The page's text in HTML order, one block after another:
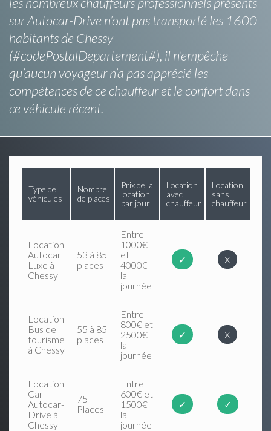
sur Autocar-Drive n’ont pas transporté les 1600
habitants de Chessy
(#codePostalDepartement#), il n’empêche
qu’aucun voyageur n’a pas apprécié les
compétences de ce chauffeur et le confort dans
ce véhicule récent.
Type de
véhicules
Nombre
de places
Prix de la
location
par jour
Location
avec
chauffeur
Location
sans
chauffeur
Location
Autocar
Luxe à
Chessy
53 à 85
places
Entre
1000€
et
4000€
la
journée
✓ X
Location
Bus de
tourisme
à Chessy
55 à 85
places
Entre
800€ et
2500€
la
journée
✓ X
Location
Car
Autocar-
Drive à
Chessy
75
Places
Entre
600€ et
1500€
la
journée
✓ ✓